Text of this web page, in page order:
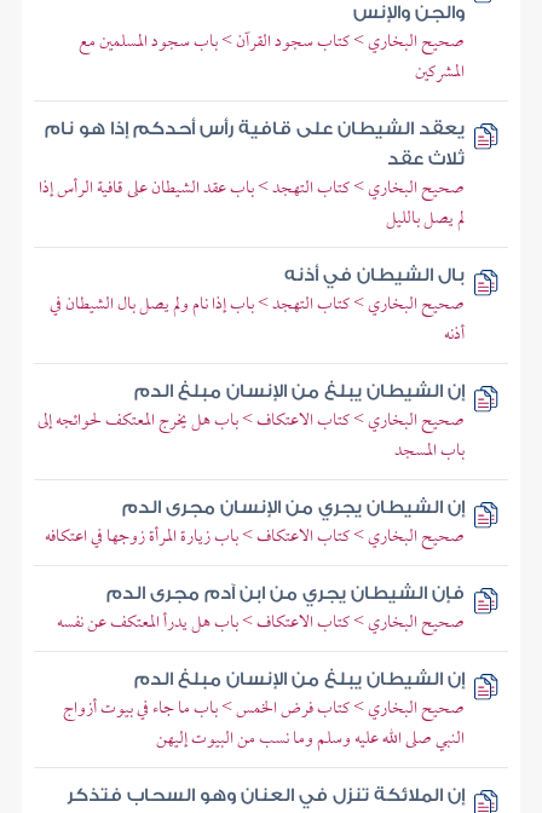
والجن والإنس
صحيح البخاري > كتاب سجود القرآن > باب سجود المسلمين مع
المشركين
يعقد الشيطان على قافية رأس أحدكم إذا هو نام
ثلاث عقد
صحيح البخاري > كتاب التهجد > باب عقد الشيطان على قافية الرأس إذا
لم يصل بالليل
بال الشيطان في أذنه
صحيح البخاري > كتاب التهجد > باب إذا نام ولم يصل بال الشيطان في
أذنه
إن الشيطان يبلغ من الإنسان مبلغ الدم
صحيح البخاري > كتاب الاعتكاف > باب هل يخرج المعتكف لحوائجه إلى
باب المسجد
إن الشيطان يجري من الإنسان مجرى الدم
صحيح البخاري > كتاب الاعتكاف > باب زيارة المرأة زوجها في اعتكافه
فإن الشيطان يجري من ابن آدم مجرى الدم
صحيح البخاري > كتاب الاعتكاف > باب هل يدرأ المعتكف عن نفسه
إن الشيطان يبلغ من الإنسان مبلغ الدم
صحيح البخاري > كتاب فرض الخمس > باب ما جاء في بيوت أزواج
النبي صلى الله عليه وسلم وما نسب من البيوت إليهن
إن الملائكة تنزل في العنان وهو السحاب فتذكر